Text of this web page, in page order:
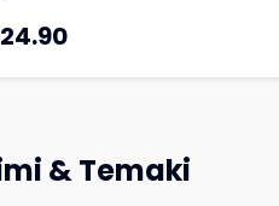
& Temaki